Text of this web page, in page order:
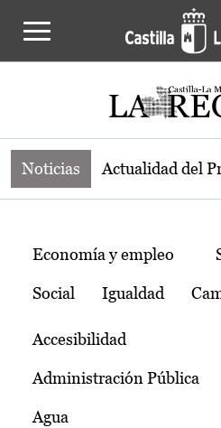
Noticias de la
Noticias Actualidad del
Temas
Economía y empleo
Social Igualdad
Accesibilidad
Administración Pública
Agua